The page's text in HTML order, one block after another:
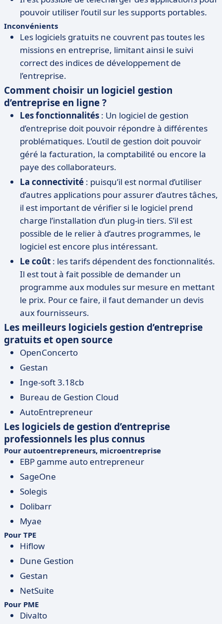
pouvoir utiliser l’outil sur les supports portables.
Inconvénients
Les logiciels gratuits ne couvrent pas toutes les
missions en entreprise, limitant ainsi le suivi
correct des indices de développement de
l’entreprise.
Comment choisir un logiciel gestion
d’entreprise en ligne ?
Les fonctionnalités : Un logiciel de gestion
d’entreprise doit pouvoir répondre à différentes
problématiques. L’outil de gestion doit pouvoir
géré la facturation, la comptabilité ou encore la
paye des collaborateurs.
La connectivité : puisqu’il est normal d’utiliser
d’autres applications pour assurer d’autres tâches,
il est important de vérifier si le logiciel prend
charge l’installation d’un plug-in tiers. S’il est
possible de le relier à d’autres programmes, le
logiciel est encore plus intéressant.
Le coût : les tarifs dépendent des fonctionnalités.
Il est tout à fait possible de demander un
programme aux modules sur mesure en mettant
le prix. Pour ce faire, il faut demander un devis
aux fournisseurs.
Les meilleurs logiciels gestion d’entreprise
gratuits et open source
OpenConcerto
Gestan
Inge-soft 3.18cb
Bureau de Gestion Cloud
AutoEntrepreneur
Les logiciels de gestion d’entreprise
professionnels les plus connus
Pour autoentrepreneurs, microentreprise
EBP gamme auto entrepreneur
SageOne
Solegis
Dolibarr
Myae
Pour TPE
Hiflow
Dune Gestion
Gestan
NetSuite
Pour PME
Divalto